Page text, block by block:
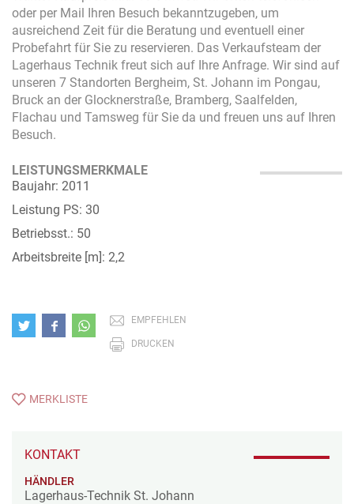
oder per Mail Ihren Besuch bekanntzugeben, um
ausreichend Zeit für die Beratung und eventuell einer
Probefahrt für Sie zu reservieren. Das Verkaufsteam der
Lagerhaus Technik freut sich auf Ihre Anfrage. Wir sind auf
unseren 7 Standorten Bergheim, St. Johann im Pongau,
Bruck an der Glocknerstraße, Bramberg, Saalfelden,
Flachau und Tamsweg für Sie da und freuen uns auf Ihren
Besuch.
LEISTUNGSMERKMALE
Baujahr: 2011
Leistung PS: 30
Betriebsst.: 50
Arbeitsbreite [m]: 2,2
EMPFEHLEN
DRUCKEN
MERKLISTE
KONTAKT
HÄNDLER
Lagerhaus-Technik St. Johann